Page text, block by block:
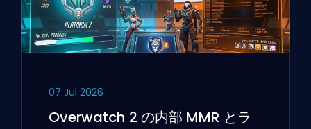
07 Jul 2026
Overwatch 2 の内部 MMR とラ